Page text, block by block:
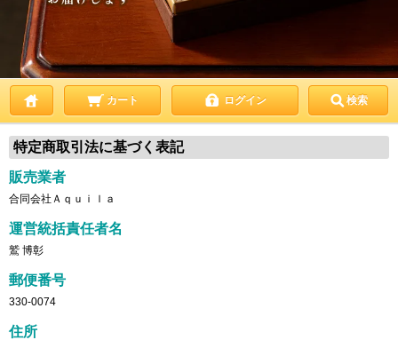
カート ログイン 検索
特定商取引法に基づく表記
販売業者
合同会社Ａｑｕｉｌａ
運営統括責任者名
鷲 博彰
郵便番号
330-0074
住所